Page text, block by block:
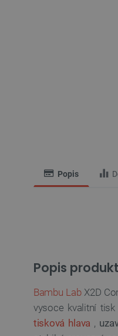
Popis
Popis
Bambu LabX2D
vysoce kvalitní
tisková hlava ,